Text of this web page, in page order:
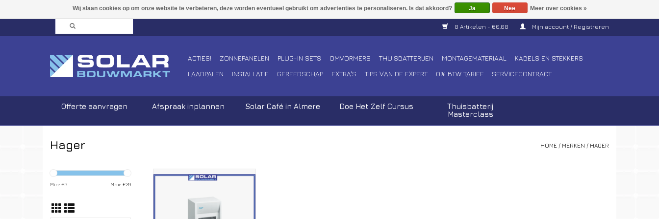
0 Artikelen - €0,00 Mijn account / Registreren
ACTIES! ZONNEPANELEN PLUG-IN SETS OMVORMERS THUISBATTERIJEN MONTAGEMATERIAAL
KABELS EN STEKKERS
LAADPALEN
INSTALLATIE GEREEDSCHAP EXTRA'S TIPS VAN DE EXPERT 0% BTW TARIEF SERVICECONTRACT
Offerte aanvragen Afspraak inplannen Solar Café in Almere Doe Het Zelf Cursus
Thuisbatterij
Masterclass
Hager HOME / MERKEN / HAGER
Min: €0 Max: €20
Lege kast4 modules
Ja Nee Meer over cookies »